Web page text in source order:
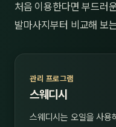
처음 이용한다면 부드러
발마사지부터 비교해 보
관리 프로그램
스웨디시
스웨디시는 오일을 사용